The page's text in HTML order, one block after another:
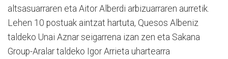
altsasuarraren eta Aitor Alberdi arbizuarraren aurretik.
Lehen 10 postuak aintzat hartuta, Quesos Albeniz
taldeko Unai Aznar seigarrena izan zen eta Sakana
Group-Aralar taldeko Igor Arrieta uhartearra